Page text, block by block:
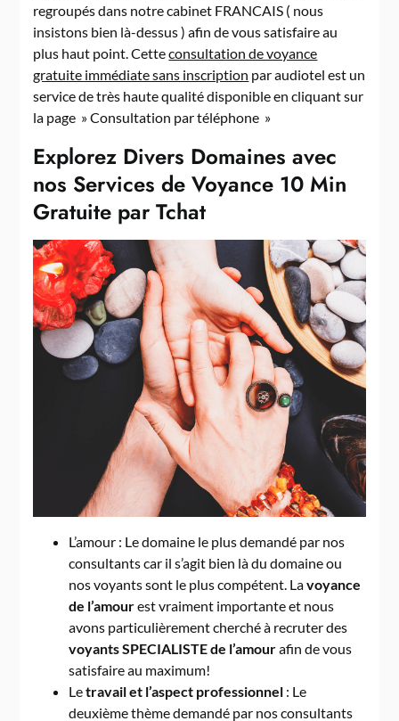
regroupés dans notre cabinet FRANCAIS ( nous
insistons bien là-dessus ) afin de vous satisfaire au
plus haut point. Cetteconsultation de voyance
gratuite immédiate sans inscription par audiotel est un
service de très haute qualité disponible en cliquant sur
la page » Consultation par téléphone »
Explorez Divers Domaines avec
nos Services de Voyance 10 Min
Gratuite par Tchat
L’amour : Le domaine le plus demandé par nos
consultants car il s’agit bien là du domaine ou
nos voyants sont le plus compétent. Lavoyance
de l’amourest vraiment importante et nous
avons particulièrement cherché à recruter des
voyants SPECIALISTE de l’amourafin de vous
satisfaire au maximum!
Letravail et l’aspect professionnel : Le
deuxième thème demandé par nos consultants